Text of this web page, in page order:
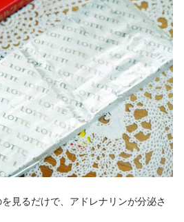
見るだけで、アドレナリンが分泌さ